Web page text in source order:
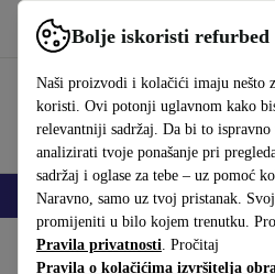
Bolje iskoristi refurbed
Naši proizvodi i kolačići imaju nešto
koristi. Ovi potonji uglavnom kako
relevantniji sadržaj. Da bi to
analizirati tvoje ponašanje pri
sadržaj i oglase za tebe – uz pomoć
Naravno, samo uz tvoj pristanak.
promijeniti u bilo kojem trenutku.
Pravila privatnosti. Pročitaj
Pravila o kolačićima izvršitelja
Koristi refurbed brzo i jednostavno
Mobiteli Prijenosna računala Tableti
Početna stranica Proizvodi